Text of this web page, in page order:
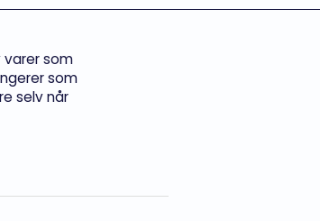
varer som
som
selv når